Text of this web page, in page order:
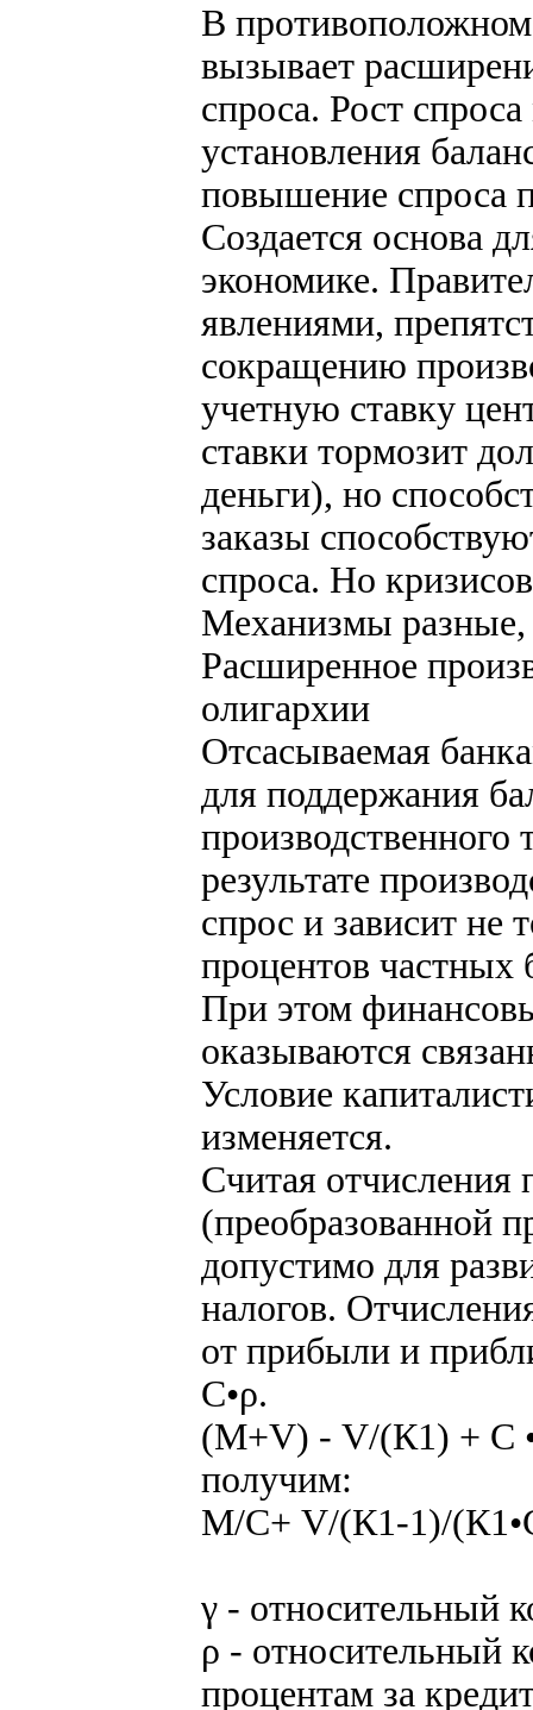
В
вызывает
спроса. Рост
установления
повышение спроса
Создается основа
экономике.
явлениями,
сокращению
учетную ставку
ставки тормозит
деньги), но
заказы
спроса. Но
Механизмы разные,
Расширенное
олигархии
Отсасываемая
для поддержания
производственного
результате
спрос и зависит не
процентов частных
При этом
оказываются
Условие
изменяется.
Считая
(преобразованной
допустимо для
налогов.
от прибыли и
С•ρ.
(М+V) - V/(К1) + С
получим:
М/С+ V/(К1-1)/
γ - относительный
ρ - относительный
процентам за